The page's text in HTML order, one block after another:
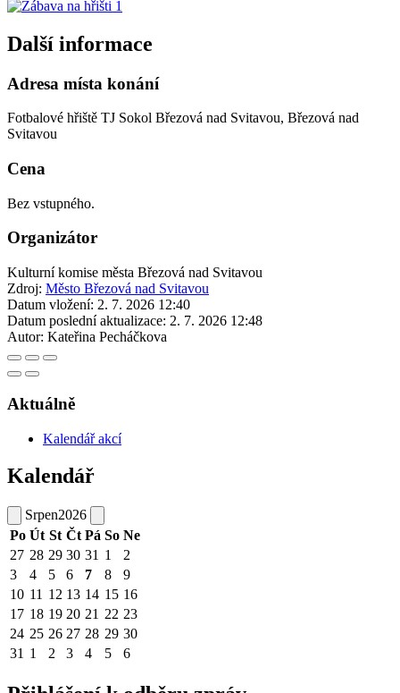
Další informace
Adresa místa konání
Fotbalové hřiště TJ Sokol Březová nad Svitavou, Březová nad
Svitavou
Cena
Bez vstupného.
Organizátor
Kulturní komise města Březová nad Svitavou
Zdroj: Město Březová nad Svitavou
Datum vložení: 2. 7. 2026 12:40
Datum poslední aktualizace: 2. 7. 2026 12:48
Autor: Kateřina Pecháčkova
Aktuálně
Kalendář akcí
Kalendář
Srpen2026
Po Út St Čt Pá So Ne
27 28 29 30 31 1
2
3
4 5 6 7 8
9
10 11 12 13 14 15 16
17 18 19 20 21 22 23
24 25 26 27 28 29 30
31 1 2 3 4 5 6